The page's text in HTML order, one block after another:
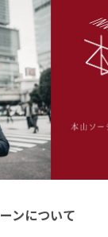
ンについて